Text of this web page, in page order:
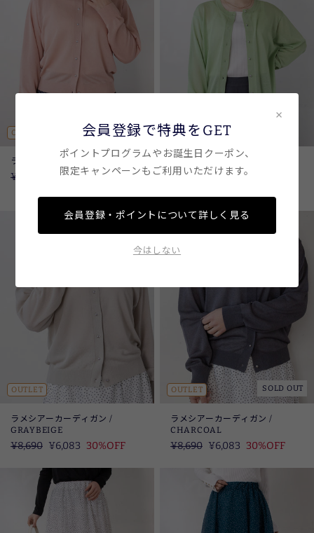
OUTLET SOLD OUT
ラメシアーカーディガン / PINK
定
¥8,690 SALE
¥6,083 30%OFF
OUTLET
GREEN
OUTLET
ラメシアーカーディガン /
GRAYBEIGE
定
¥8,690 SALE
¥6,083 30%OFF
OUTLET SOLD OUT
ラメシアーカーディガン /
CHARCOAL
定
¥8,690 SALE
¥6,083 30%OFF
×
会員登録で特典をGET
ポイントプログラムやお誕生日クーポン、
限定キャンペーンもご利用いただけます。
会員登録・ポイントについて詳しく見る
今はしない